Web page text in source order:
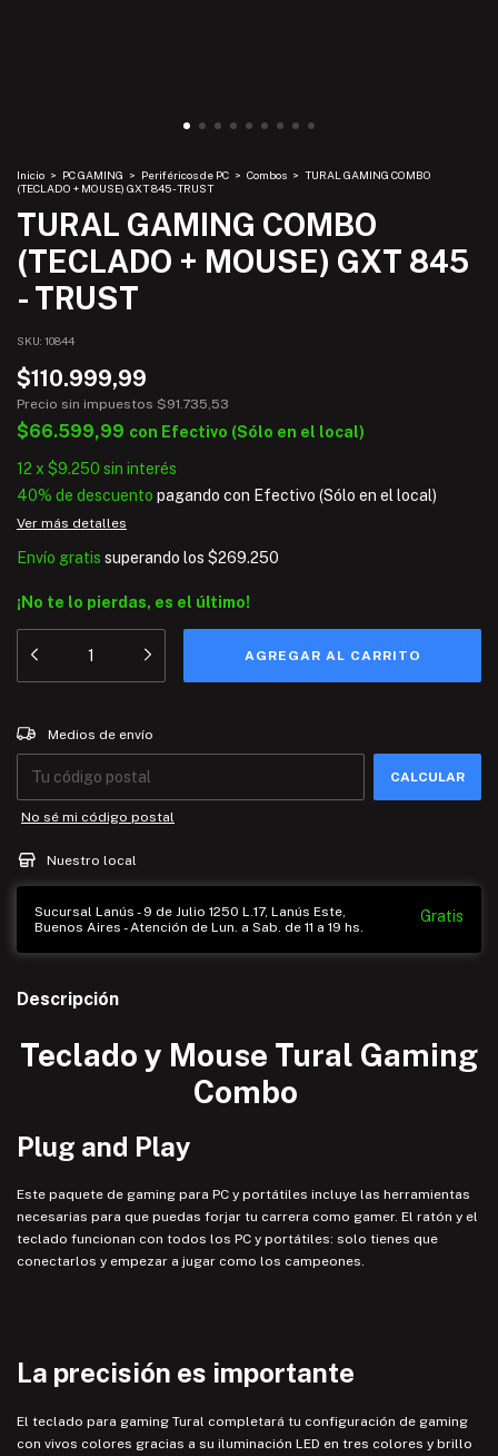
Inicio > PC GAMING > Periféricos de PC > Combos > TURAL GAMING COMBO
(TECLADO + MOUSE) GXT 845 - TRUST
TURAL GAMING COMBO
(TECLADO + MOUSE) GXT 845
- TRUST
SKU: 10844
$110.999,99
Precio sin impuestos $91.735,53
$66.599,99 con Efectivo (Sólo en el local)
12 x $9.250 sin interés
40% de descuento pagando con Efectivo (Sólo en el local)
Ver más detalles
Envío gratis superando los $269.250
¡No te lo pierdas, es el último!
Entregas para el CP:
Medios de envío
CALCULAR
No sé mi código postal
Nuestro local
Sucursal Lanús - 9 de Julio 1250 L.17, Lanús Este,
Buenos Aires - Atención de Lun. a Sab. de 11 a 19 hs.
Gratis
Descripción
Teclado y Mouse Tural Gaming
Combo
Plug and Play
Este paquete de gaming para PC y portátiles incluye las herramientas
necesarias para que puedas forjar tu carrera como gamer. El ratón y el
teclado funcionan con todos los PC y portátiles: solo tienes que
conectarlos y empezar a jugar como los campeones.
La precisión es importante
El teclado para gaming Tural completará tu configuración de gaming
con vivos colores gracias a su iluminación LED en tres colores y brillo